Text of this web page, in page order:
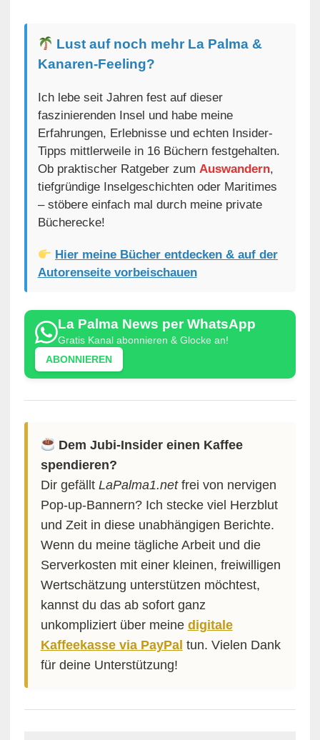
Lust auf noch mehr La Palma &
Kanaren-Feeling?
Ich lebe seit Jahren fest auf dieser
faszinierenden Insel und habe meine
Erfahrungen, Erlebnisse und echten Insider-
Tipps mittlerweile in 16 Büchern festgehalten.
Ob praktischer Ratgeber zum Auswandern,
tiefgründige Inselgeschichten oder Maritimes
– stöbere einfach mal durch meine private
Bücherecke!
Hier meine Bücher entdecken & auf der
Autorenseite vorbeischauen
La Palma News per WhatsApp
Gratis Kanal abonnieren & Glocke an!
ABONNIEREN
Dem Jubi-Insider einen Kaffee
spendieren?
Dir gefällt LaPalma1.netfrei von nervigen
Pop-up-Bannern? Ich stecke viel Herzblut
und Zeit in diese unabhängigen Berichte.
Wenn du meine tägliche Arbeit und die
Serverkosten mit einer kleinen, freiwilligen
Wertschätzung unterstützen möchtest,
kannst du das ab sofort ganz
unkompliziert über meine digitale
Kaffeekasse via PayPal tun. Vielen Dank
für deine Unterstützung!